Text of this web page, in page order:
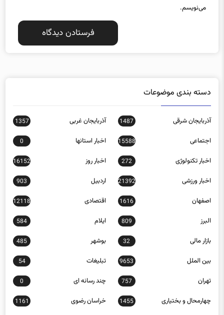
می‌نویسم.
دسته بندی موضوعات
آذربایجان شرقی 1487 آذربایجان غربی 1357
اجتماعی 15588 اخبار استانها 0
اخبار تکنولوژی 272 اخبار روز 16152
اخبار ورزشی 21392 اردبیل 903
اصفهان 1616 اقتصادی 12118
البرز 809 ایلام 584
بازار مالی 32 بوشهر 485
بین الملل 9653 تبلیغات 54
تهران 757 چند رسانه ای 0
چهارمحال و بختیاری 1455 خراسان رضوی 1161